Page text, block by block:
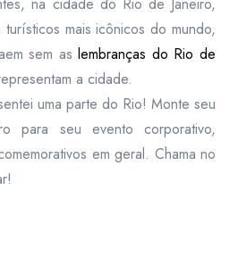
mais icônicos do mundo,
sem aslembranças do Rio de
a cidade.
uma parte do Rio! Monte seu
para seu evento corporativo,
em geral. Chama no